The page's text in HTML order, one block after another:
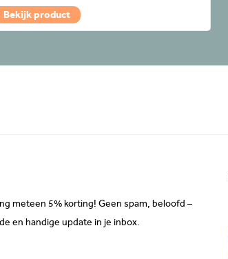
Bekijk product
meteen 5% korting! Geen spam, beloofd –
en handige update in je inbox.